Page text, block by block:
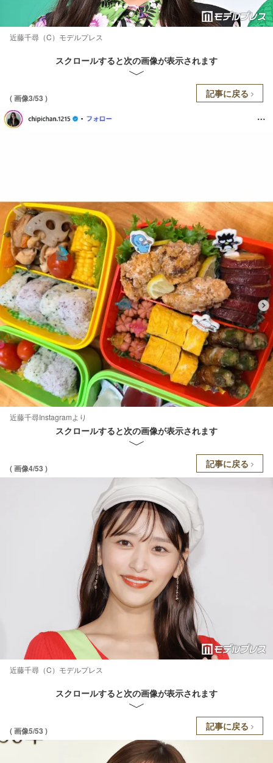
近藤千尋（C）モデルプレス
スクロールすると次の画像が表示されます
( 画像3/53 ) 記事に戻る
近藤千尋Instagramより
スクロールすると次の画像が表示されます
( 画像4/53 ) 記事に戻る
近藤千尋（C）モデルプレス
スクロールすると次の画像が表示されます
( 画像5/53 ) 記事に戻る